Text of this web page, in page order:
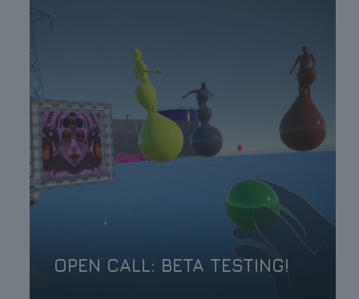
OPEN CALL: BETA TESTING!